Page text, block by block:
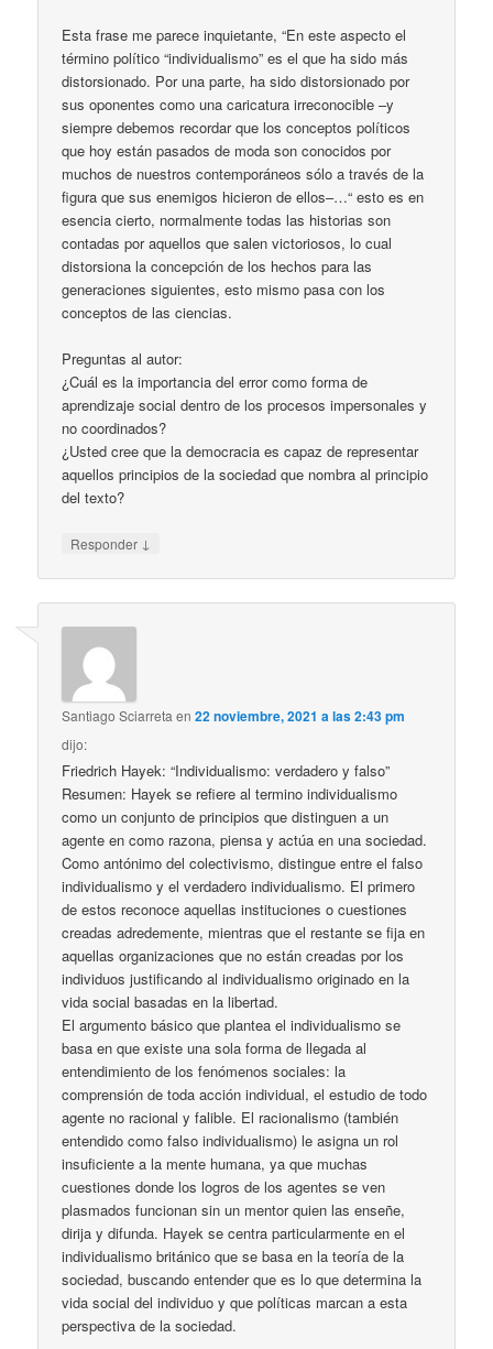
Esta frase me parece inquietante, “En este aspecto el
término político “individualismo” es el que ha sido más
distorsionado. Por una parte, ha sido distorsionado por
sus oponentes como una caricatura irreconocible –y
siempre debemos recordar que los conceptos políticos
que hoy están pasados de moda son conocidos por
muchos de nuestros contemporáneos sólo a través de la
figura que sus enemigos hicieron de ellos–…“ esto es en
esencia cierto, normalmente todas las historias son
contadas por aquellos que salen victoriosos, lo cual
distorsiona la concepción de los hechos para las
generaciones siguientes, esto mismo pasa con los
conceptos de las ciencias.
Preguntas al autor:
¿Cuál es la importancia del error como forma de
aprendizaje social dentro de los procesos impersonales y
no coordinados?
¿Usted cree que la democracia es capaz de representar
aquellos principios de la sociedad que nombra al principio
del texto?
Responder ↓
Santiago Sciarretaen22 noviembre, 2021 a las 2:43 pm
dijo:
Friedrich Hayek: “Individualismo: verdadero y falso”
Resumen: Hayek se refiere al termino individualismo
como un conjunto de principios que distinguen a un
agente en como razona, piensa y actúa en una sociedad.
Como antónimo del colectivismo, distingue entre el falso
individualismo y el verdadero individualismo. El primero
de estos reconoce aquellas instituciones o cuestiones
creadas adredemente, mientras que el restante se fija en
aquellas organizaciones que no están creadas por los
individuos justificando al individualismo originado en la
vida social basadas en la libertad.
El argumento básico que plantea el individualismo se
basa en que existe una sola forma de llegada al
entendimiento de los fenómenos sociales: la
comprensión de toda acción individual, el estudio de todo
agente no racional y falible. El racionalismo (también
entendido como falso individualismo) le asigna un rol
insuficiente a la mente humana, ya que muchas
cuestiones donde los logros de los agentes se ven
plasmados funcionan sin un mentor quien las enseñe,
dirija y difunda. Hayek se centra particularmente en el
individualismo británico que se basa en la teoría de la
sociedad, buscando entender que es lo que determina la
vida social del individuo y que políticas marcan a esta
perspectiva de la sociedad.